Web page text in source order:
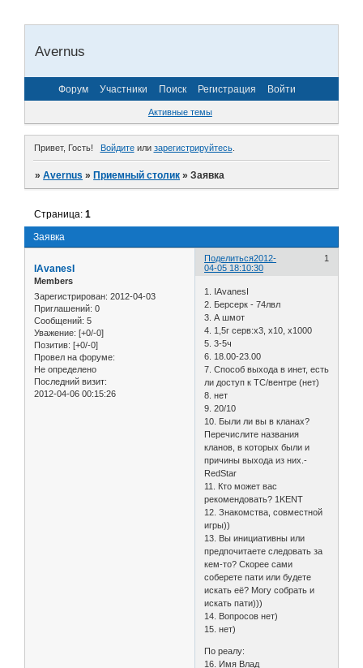
Avernus
Форум Участники Поиск Регистрация Войти
Активные темы
Привет, Гость! Войдитеили зарегистрируйтесь.
»Avernus »Приемный столик »Заявка
Заявка
Страница:1
Поделиться 1
2012-
04-05 18:10:30
IAvanesI
Members
Зарегистрирован: 2012-04-03
Приглашений: 0
Сообщений: 5
Уважение: [+0/-0]
Позитив: [+0/-0]
Провел на форуме:
Не определено
Последний визит:
2012-04-06 00:15:26
1. IAvanesI
2. Берсерк - 74лвл
3. А шмот
4. 1,5г серв:х3, х10, х1000
5. 3-5ч
6. 18.00-23.00
7. Способ выхода в инет, есть
ли доступ к ТС/вентре (нет)
8. нет
9. 20/10
10. Были ли вы в кланах?
Перечислите названия
кланов, в которых были и
причины выхода из них.-
RedStar
11. Кто может вас
рекомендовать? 1KENT
12. Знакомства, совместной
игры))
13. Вы инициативны или
предпочитаете следовать за
кем-то? Скорее сами
соберете пати или будете
искать её? Могу собрать и
искать пати)))
14. Вопросов нет)
15. нет)
По реалу:
16. Имя Влад